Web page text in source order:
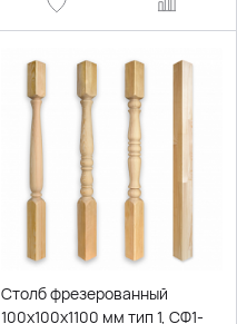
Столб фрезерованный
100х100х1100 мм тип 1, СФ1-